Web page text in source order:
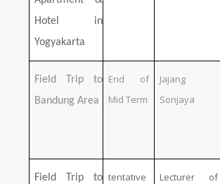
Hotel in
Yogyakarta
Field Trip to
Bandung Area
End of
Mid Term
Jajang
Sonjaya
Field Trip to tentative
Lecturer of